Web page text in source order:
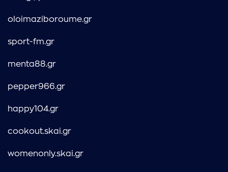
oloimaziboroume.gr
sport-fm.gr
menta88.gr
pepper966.gr
happy104.gr
cookout.skai.gr
womenonly.skai.gr